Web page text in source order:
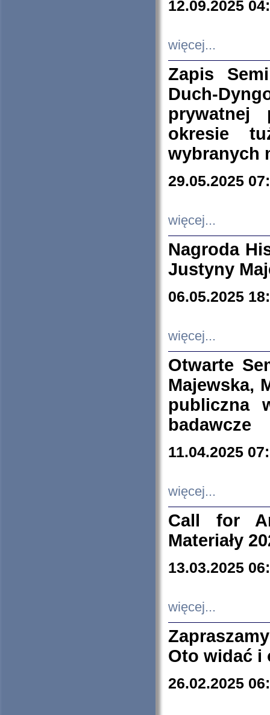
12.09.2025
więcej...
Zapis
Duch-
prywatnej
okresie
wybranych
29.05.2025
więcej...
Nagroda
Justyny
06.05.2025
więcej...
Otwarte
Majewska,
publiczna
badawcze
11.04.2025
więcej...
Call for
Materiały
13.03.2025
więcej...
Oto widać i
26.02.2025